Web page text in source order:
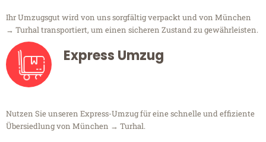
Ihr Umzugsgut wird von uns sorgfältig verpackt und von München
→ Turhal transportiert, um einen sicheren Zustand zu gewährleisten.
Express Umzug
Nutzen Sie unseren Express-Umzug für eine schnelle und effiziente
Übersiedlung von München → Turhal.